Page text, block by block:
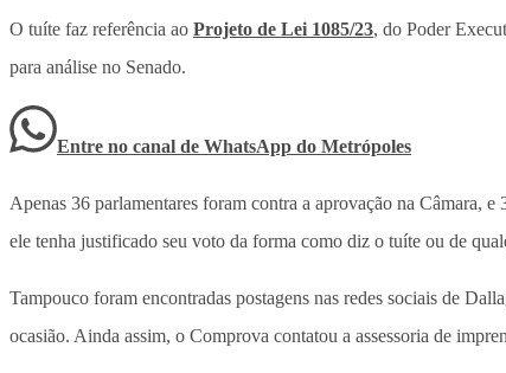
O tuíte faz referência ao Projeto de Lei 1085/23, do Poder
para análise no Senado.
Entre no canal de WhatsApp do Metrópoles
Apenas 36 parlamentares foram contra a aprovação na Câmara,
ele tenha justificado seu voto da forma como diz o tuíte ou de
Tampouco foram encontradas postagens nas redes sociais de
ocasião. Ainda assim, o Comprova contatou a assessoria de